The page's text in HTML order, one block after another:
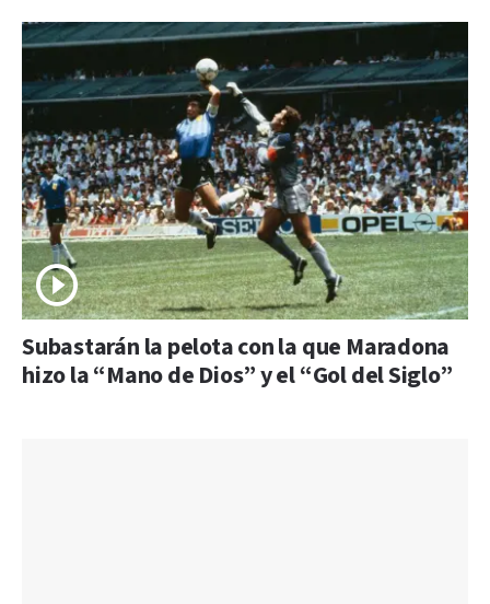
Subastarán la pelota con la que Maradona
hizo la “Mano de Dios” y el “Gol del Siglo”